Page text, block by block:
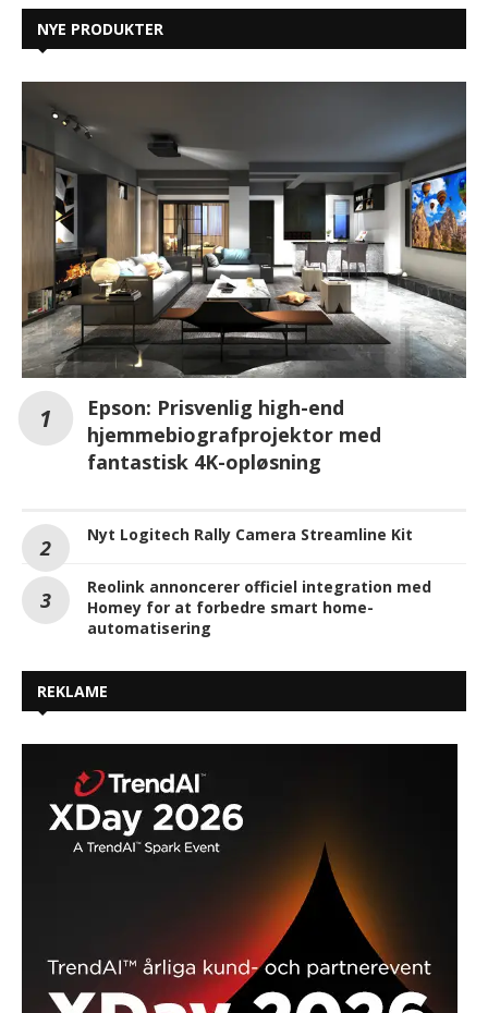
NYE PRODUKTER
Epson: Prisvenlig high-end
hjemmebiografprojektor med
fantastisk 4K-opløsning
Nyt Logitech Rally Camera Streamline Kit
Reolink annoncerer officiel integration med
Homey for at forbedre smart home-
automatisering
REKLAME